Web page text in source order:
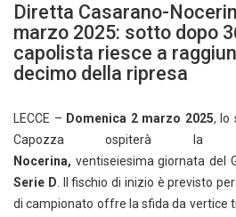
Diretta Casarano-
marzo 2025: sotto dopo
capolista riesce a
decimo della ripresa
LECCE – Domenica 2 marzo 2025, lo
Capozza ospiterà
Nocerina, ventiseiesima giornata del
Serie D. Il fischio di inizio è previsto
di campionato offre la sfida da vertice